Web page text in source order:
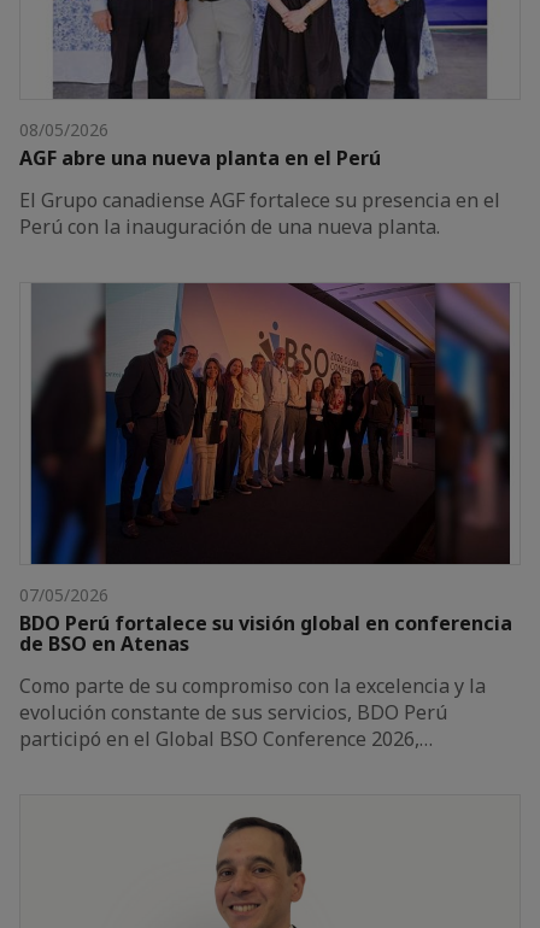
08/05/2026
AGF abre una nueva planta en el Perú
El Grupo canadiense AGF fortalece su presencia en el
Perú con la inauguración de una nueva planta.
07/05/2026
BDO Perú fortalece su visión global en conferencia
de BSO en Atenas
Como parte de su compromiso con la excelencia y la
evolución constante de sus servicios, BDO Perú
participó en el Global BSO Conference 2026,…